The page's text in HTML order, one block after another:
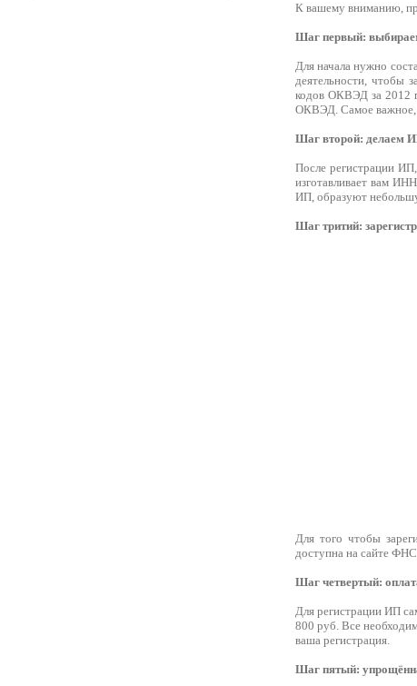
К вашему вниманию,
Шаг первый:
Для начала нужно
деятельности, чтобы
кодов ОКВЭД за 2012
ОКВЭД. Самое важное,
Шаг второй: делаем
После регистрации
изготавливает вам
ИП, образуют
Шаг тритий:
Для того чтобы
доступна на сайте
Шаг четвертый:
Для регистрации ИП
800 руб. Все
ваша регистрация.
Шаг пятый: